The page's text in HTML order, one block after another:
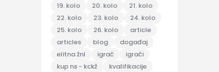
19. kolo
20. kolo
21. kolo
22. kolo
23. kolo
24. kolo
25. kolo
26. kolo
article
articles
blog
događaj
elitna žnl
igrač
igrači
kup ns - kckž
kvalifikacije